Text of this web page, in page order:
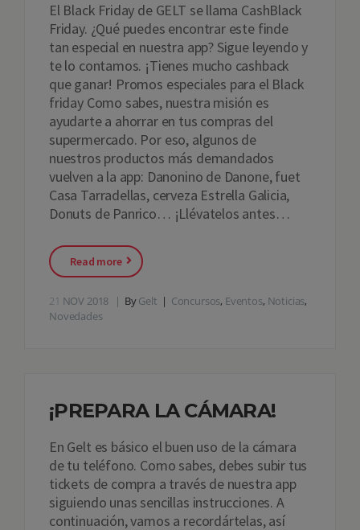
El Black Friday de GELT se llama CashBlack
Friday. ¿Qué puedes encontrar este finde
tan especial en nuestra app? Sigue leyendo y
te lo contamos. ¡Tienes mucho cashback
que ganar! Promos especiales para el Black
friday Como sabes, nuestra misión es
ayudarte a ahorrar en tus compras del
supermercado. Por eso, algunos de
nuestros productos más demandados
vuelven a la app: Danonino de Danone, fuet
Casa Tarradellas, cerveza Estrella Galicia,
Donuts de Panrico… ¡Llévatelos antes…
Read more
21 NOV 2018 ByGelt Concursos, Eventos, Noticias,
Novedades
¡PREPARA LA CÁMARA!
En Gelt es básico el buen uso de la cámara
de tu teléfono. Como sabes, debes subir tus
tickets de compra a través de nuestra app
siguiendo unas sencillas instrucciones. A
continuación, vamos a recordártelas, así